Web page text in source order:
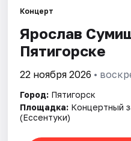
Артисты
Рейтинги
Концерт
Ярослав
Пятигорске
22 ноября 2026 •
Город: Пятигорск
Площадка: Концертный
(Ессентуки)